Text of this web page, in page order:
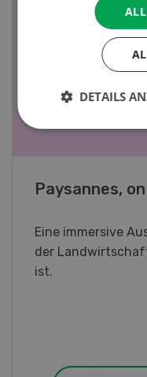
JAN
28
Fachkurs
Sind Sie in der
interessieren Sie
diesem Fall ist
DETAILS